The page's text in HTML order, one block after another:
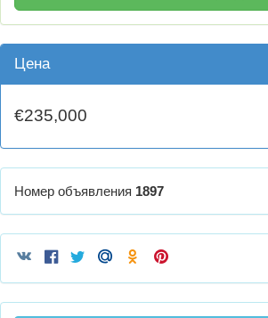
Цена
€235,000
Номер объявления 1897